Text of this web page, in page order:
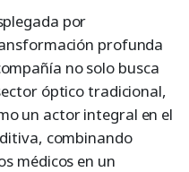
por
profunda
no solo busca
óptico tradicional,
un actor integral en el
combinando
médicos en un